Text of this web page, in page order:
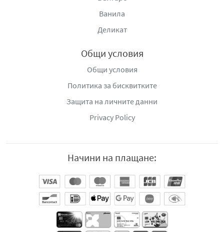
Ванила
Деликат
Общи условия
Общи условия
Политика за бисквитките
Защита на личните данни
Privacy Policy
Начини на плащане: